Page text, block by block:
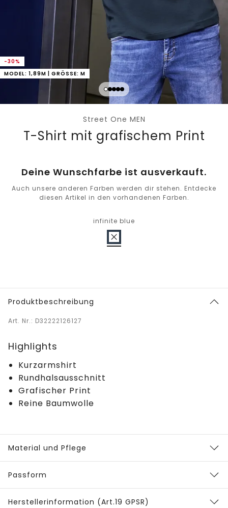
-30%
MODEL: 1,89M | GRÖSSE: M
Street One MEN
T-Shirt mit grafischem Print
Deine Wunschfarbe ist ausverkauft.
Auch unsere anderen Farben werden dir stehen. Entdecke
diesen Artikel in den vorhandenen Farben.
infinite blue
Produktbeschreibung
Art. Nr.: D32222126127
Highlights
Kurzarmshirt
Rundhalsausschnitt
Grafischer Print
Reine Baumwolle
Material und Pflege
Passform
Herstellerinformation (Art.19 GPSR)